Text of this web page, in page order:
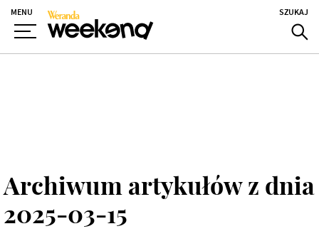
MENU SZUKAJ
Archiwum artykułów z dnia
2025-03-15